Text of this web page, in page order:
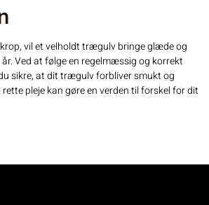
vil et velholdt trægulv bringe glæde og
Ved at følge en regelmæssig og korrekt
sikre, at dit trægulv forbliver smukt og
pleje kan gøre en verden til forskel for dit